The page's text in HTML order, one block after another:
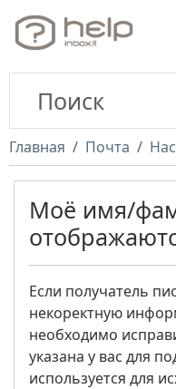
Главная Почта
Моё имя/
Если получатель
некоректную
необходимо
указана у вас для
используется для